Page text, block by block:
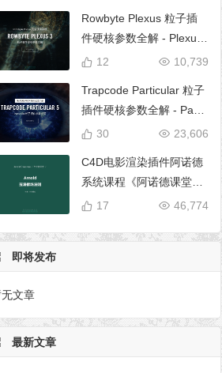
Rowbyte Plexus 粒子插
件硬核参数全解 - Plexus
完全使用手册
10,739
12
Trapcode Particular 粒子
插件硬核参数全解 - Parti
cular 5 完全使用手册23,606
30
C4D电影渲染插件阿诺德
系统课程《阿诺德课堂之
玉清境》
46,774
17
即将发布
文章
最新文章